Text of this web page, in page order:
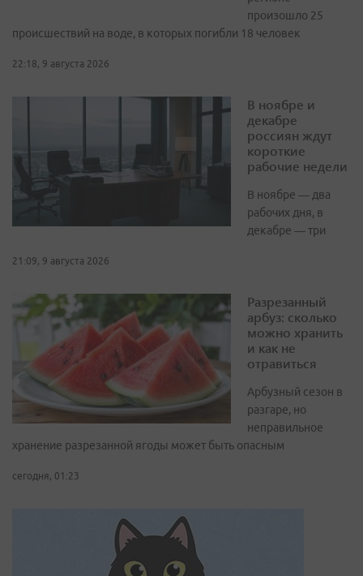
произошло 25
происшествий на воде, в которых погибли 18 человек
22:18, 9 августа 2026
В ноябре и
декабре
россиян ждут
короткие
рабочие недели
В ноябре — два
рабочих дня, в
декабре — три
21:09, 9 августа 2026
Разрезанный
арбуз: сколько
можно хранить
и как не
отравиться
Арбузный сезон в
разгаре, но
неправильное
хранение разрезанной ягоды может быть опасным
сегодня, 01:23